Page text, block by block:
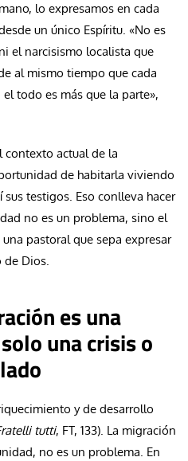
lo expresamos en cada
un único Espíritu. «No es
el narcisismo localista que
al mismo tiempo que cada
todo es más que la parte»,
contexto actual de la
de habitarla viviendo
testigos. Eso conlleva hacer
no es un problema, sino el
pastoral que sepa expresar
de Dios.
es una
una crisis o
y de desarrollo
tutti, FT, 133). La migración
no es un problema. En